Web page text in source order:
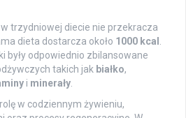
w trzydniowej diecie nie przekracza
dieta dostarcza około 1000 kcal
były odpowiednio zbilansowane
takich jak białko,
i minerały
w codziennym żywieniu,